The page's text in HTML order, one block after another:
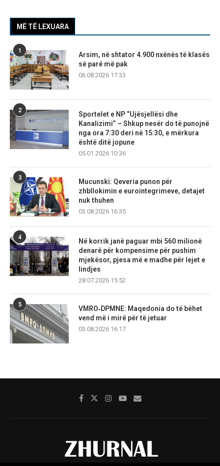
MË TË LEXUARA
1
Arsim, në shtator 4.900 nxënës të klasës
së parë më pak
06.08.2026 17:33
2
Sportelet e NP “Ujësjellësi dhe
Kanalizimi” – Shkup nesër do të punojnë
nga ora 7:30 deri në 15:30, e mërkura
është ditë jopune
05.01.2026 10:36
3
Mucunski: Qeveria punon për
zhbllokimin e eurointegrimeve, detajet
nuk thuhen
03.08.2026 16:35
4
Në korrik janë paguar mbi 560 milionë
denarë për kompensime për pushim
mjekësor, pjesa më e madhe për lejet e
lindjes
28.07.2026 15:52
5
VMRO‑DPMNE: Maqedonia do të bëhet
vend më i mirë për të jetuar
03.08.2026 16:17